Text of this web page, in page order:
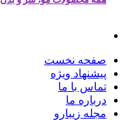
صفحه نخست
پیشنهاد ویژه
تماس با ما
درباره ما
مجله زیبارو